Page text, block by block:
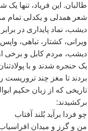
طالبان. این فریاد، تنها یک
شعر همدلی و یکدلی تمام
دیشب، نماد پایداری در
ویرانی، کشتار، تباهی، واپس
دیشب، مردم کابل و برخی
یک حنجره شدند و با
بردند تا مغز چند تروریست
تاریخی که از زبان حکیم
برکشیدند:
چو فردا برآید بُلند آفتاب
من و گرز و میدانِ